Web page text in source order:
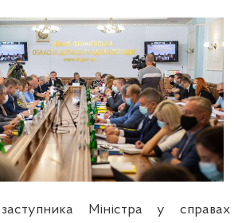
Міністра у справах